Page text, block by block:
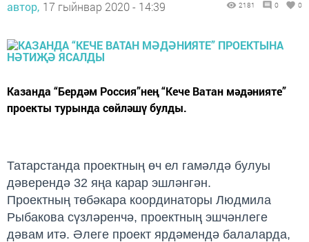
автор, 17 гыйнвар 2020 - 14:39 2181 0 0
Казанда “Бердәм Россия”нең “Кече Ватан мәдәнияте”
проекты турында сөйләшү булды.
Татарстанда проектның өч ел гамәлдә булуы
дәверендә 32 яңа карар эшләнгән.
Проектның төбәкара координаторы Людмила
Рыбакова сүзләренчә, проектның эшчәнлеге
дәвам итә. Әлеге проект ярдәмендә балаларда,